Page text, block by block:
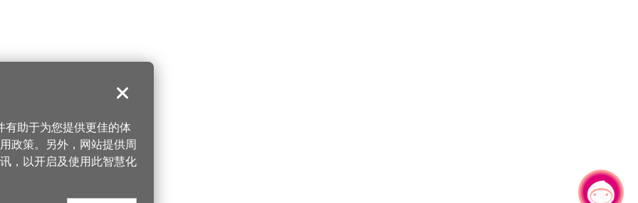
关闭
助于为您提供更佳的体
政策。另外，网站提供周
，以开启及使用此智慧化